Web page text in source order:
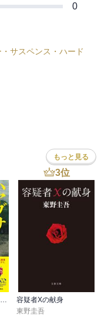
0
・サスペンス・ハード
もっと見る
ハヤブサ消防団 森へつづく道
3位
容疑者Xの献身
東野圭吾